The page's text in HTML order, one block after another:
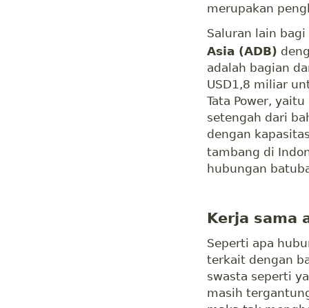
merupakan
Saluran lain
Asia (ADB)
adalah bagian
USD1,8 miliar
Tata Power,
setengah dari
dengan
tambang di
hubungan
Kerja sama
Seperti apa
terkait dengan
swasta seperti
masih